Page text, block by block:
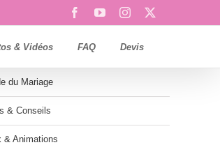
FacebookYouTubeInstagram
& Vidéos FAQ Devis
du Mariage
& Conseils
& Animations